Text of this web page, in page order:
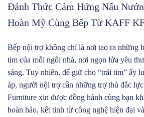
Đánh Thức Cảm Hứng Nấu
Hoàn Mỹ Cùng Bếp Từ KAFF
Bếp nội trợ không chỉ là nơi tạo ra những
tim của mỗi ngôi nhà, nơi ngọn lửa yêu
sáng. Tuy nhiên, để giữ cho “trái tim” ấy
áp, người nội trợ cần những trợ thủ đắc
Furniture xin được đồng hành cùng bạn
hoàn hảo, kết tinh từ công nghệ hiện đại